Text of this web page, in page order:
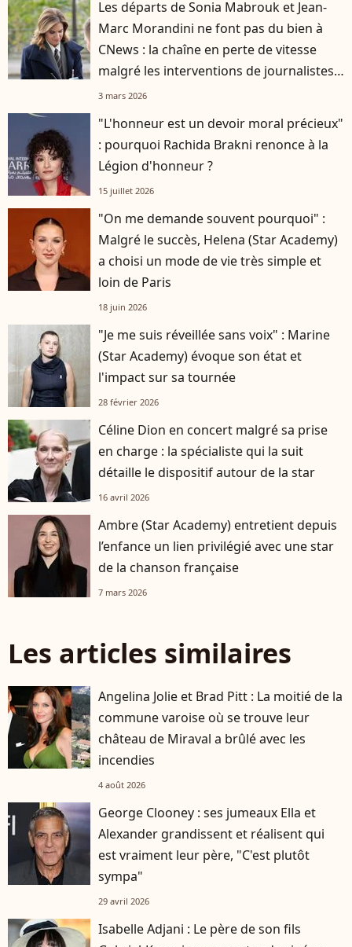
Les départs de Sonia Mabrouk et Jean-
Marc Morandini ne font pas du bien à
CNews : la chaîne en perte de vitesse
malgré les interventions de journalistes
stars
3 mars 2026
"L'honneur est un devoir moral précieux"
: pourquoi Rachida Brakni renonce à la
Légion d'honneur ?
15 juillet 2026
"On me demande souvent pourquoi" :
Malgré le succès, Helena (Star Academy)
a choisi un mode de vie très simple et
loin de Paris
18 juin 2026
"Je me suis réveillée sans voix" : Marine
(Star Academy) évoque son état et
l'impact sur sa tournée
28 février 2026
Céline Dion en concert malgré sa prise
en charge : la spécialiste qui la suit
détaille le dispositif autour de la star
16 avril 2026
Ambre (Star Academy) entretient depuis
l’enfance un lien privilégié avec une star
de la chanson française
7 mars 2026
Les articles similaires
Angelina Jolie et Brad Pitt : La moitié de la
commune varoise où se trouve leur
château de Miraval a brûlé avec les
incendies
4 août 2026
George Clooney : ses jumeaux Ella et
Alexander grandissent et réalisent qui
est vraiment leur père, "C'est plutôt
sympa"
29 avril 2026
Isabelle Adjani : Le père de son fils